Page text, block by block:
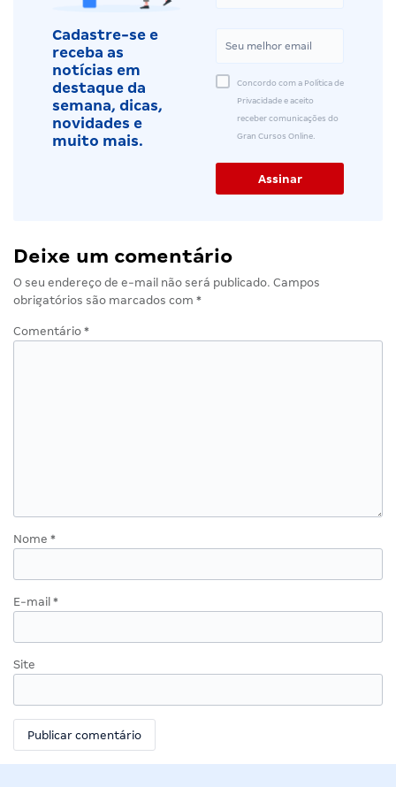
Cadastre-se e
receba as
notícias em
destaque da
semana, dicas,
novidades e
muito mais.
Concordo com a Política de
Privacidade e aceito
receber comunicações do
Gran Cursos Online.
Deixe um comentário
O seu endereço de e-mail não será publicado. Campos
obrigatórios são marcados com *
Comentário *
Nome *
E-mail *
Site